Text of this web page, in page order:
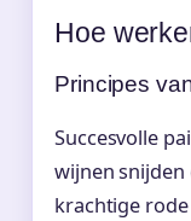
Hoe
Principes
Succesvolle
wijnen
krachtige